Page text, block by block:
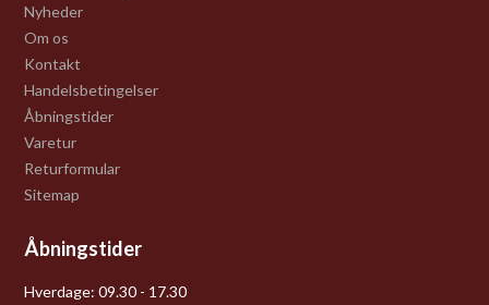
Nyheder
Om os
Kontakt
Handelsbetingelser
Åbningstider
Varetur
Returformular
Sitemap
Åbningstider
Hverdage: 09.30 - 17.30